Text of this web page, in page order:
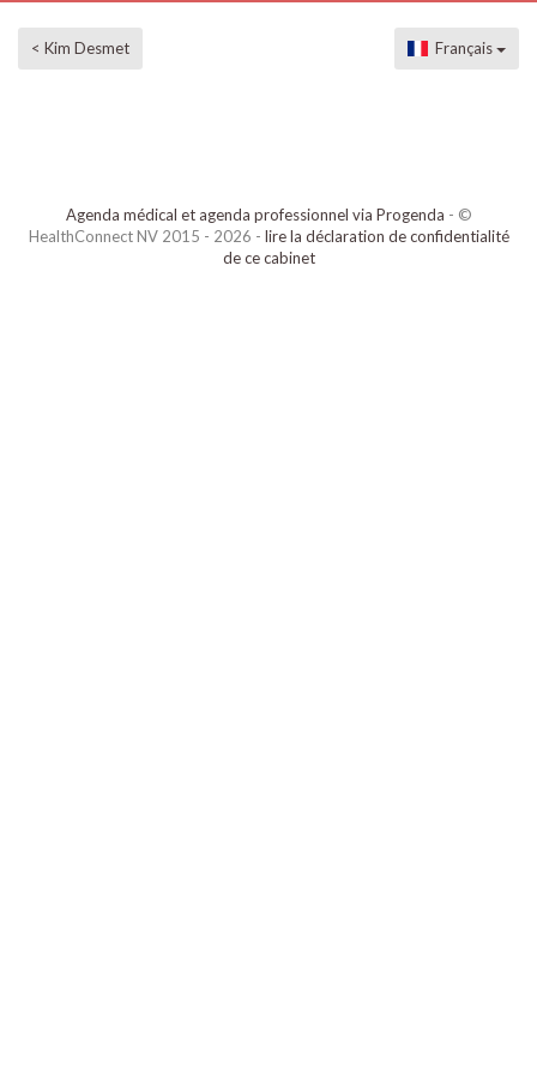
< Kim Desmet Français
Agenda médical et agenda professionnel via Progenda - ©
HealthConnect NV 2015 - 2026 - lire la déclaration de confidentialité
de ce cabinet